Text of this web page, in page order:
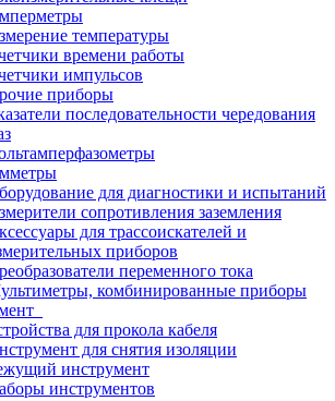
температуры
времени работы
импульсов
приборы
последовательности чередования
для диагностики и испытаний
сопротивления заземления
для трассоискателей и
приборов
переменного тока
комбинированные приборы
для прокола кабеля
для снятия изоляции
инструмент
инструментов